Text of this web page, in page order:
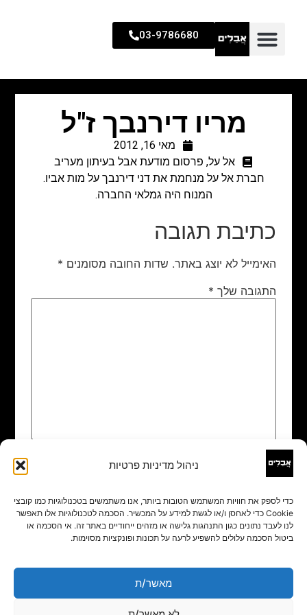
ניהול מדיניות פרטיות
כדי לספק את חוויות המשתמש הטובות ביותר, אנו משתמשים בטכנולוגיות כמו קובצי
Cookie כדי לאחסן ו/או לגשת למידע על המכשיר. הסכמה לטכנולוגיות אלו תאפשר
לנו לעבד נתונים כגון התנהגות גלישה או מזהים ייחודיים באתר זה. אי הסכמה או
ביטול הסכמה עלולים להשפיע לרעה על תכונות ופונקציות מסוימות.
מאשר/ת
03-9786680
מריו דירנבך ז"ל
מאי 16, 2012
אל על, פרסום מודעת אבל בעיתון מעריב
חברת אל על מנחמת את דני דירנבך על מות אביו.
המנוח היה גמלאי החברה.
כתיבת תגובה
האימייל לא יוצג באתר. שדות החובה מסומנים *
התגובה שלך *
שם
אימייל*